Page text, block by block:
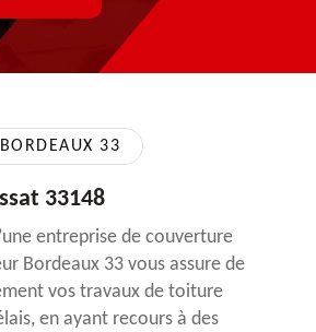
33
33148
entreprise de couverture
Bordeaux 33 vous assure de
vos travaux de toiture
en ayant recours à des